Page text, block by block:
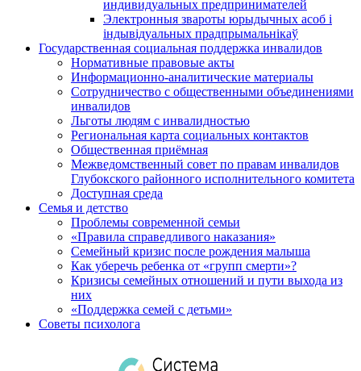
индивидуальных предпринимателей
Электронныя звароты юрыдычных асоб і
індывідуальных прадпрымальнікаў
Государственная социальная поддержка инвалидов
Нормативные правовые акты
Информационно-аналитические материалы
Сотрудничество с общественными объединениями
инвалидов
Льготы людям с инвалидностью
Региональная карта социальных контактов
Общественная приёмная
Межведомственный совет по правам инвалидов
Глубокского районного исполнительного комитета
Доступная среда
Семья и детство
Проблемы современной семьи
«Правила справедливого наказания»
Семейный кризис после рождения малыша
Как уберечь ребенка от «групп смерти»?
Кризисы семейных отношений и пути выхода из
них
«Поддержка семей с детьми»
Советы психолога